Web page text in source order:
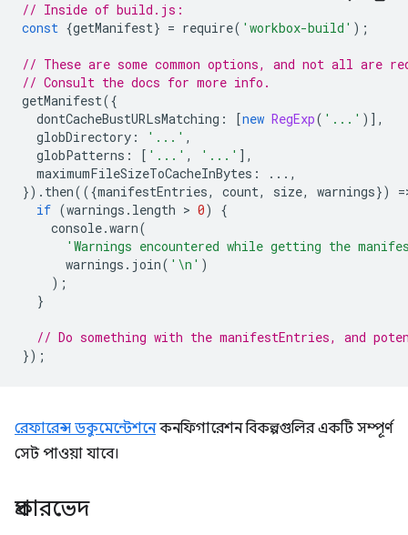
// Inside of build.js:
const {getManifest} = require( 'workbox-build' );
// These are some common options, and not all are
// Consult the docs for more info.
getManifest({
dontCacheBustURLsMatching : [new RegExp( '...' )],
globDirectory : '...' ,
globPatterns : [ '...' , '...' ],
maximumFileSizeToCacheInBytes :
...,
}). then(({manifestEntries, count, size, warnings}) =
if (warnings . length > 0)
{
console.warn(
'Warnings encountered while getting the
warnings . join( '\n' )
);
}
// Do something with the manifestEntries, and
});
রেফারেন্স ডকুমেন্টেশনেকনফিগারেশন বিকল্পগুলির একটি সম্পূর্ণ
সেট পাওয়া যাবে।
প্রকারভেদ